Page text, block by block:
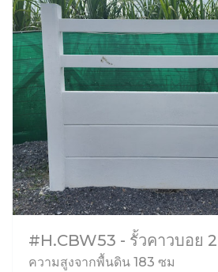
#H.CBW53 - รั้วคาวบอย
ความสูงจากพื้นดิน 183 ซม